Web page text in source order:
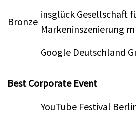
Bronze
insglück Gesellschaft
Markeninszenierung
Google Deutschland
Best Corporate Event
YouTube Festival